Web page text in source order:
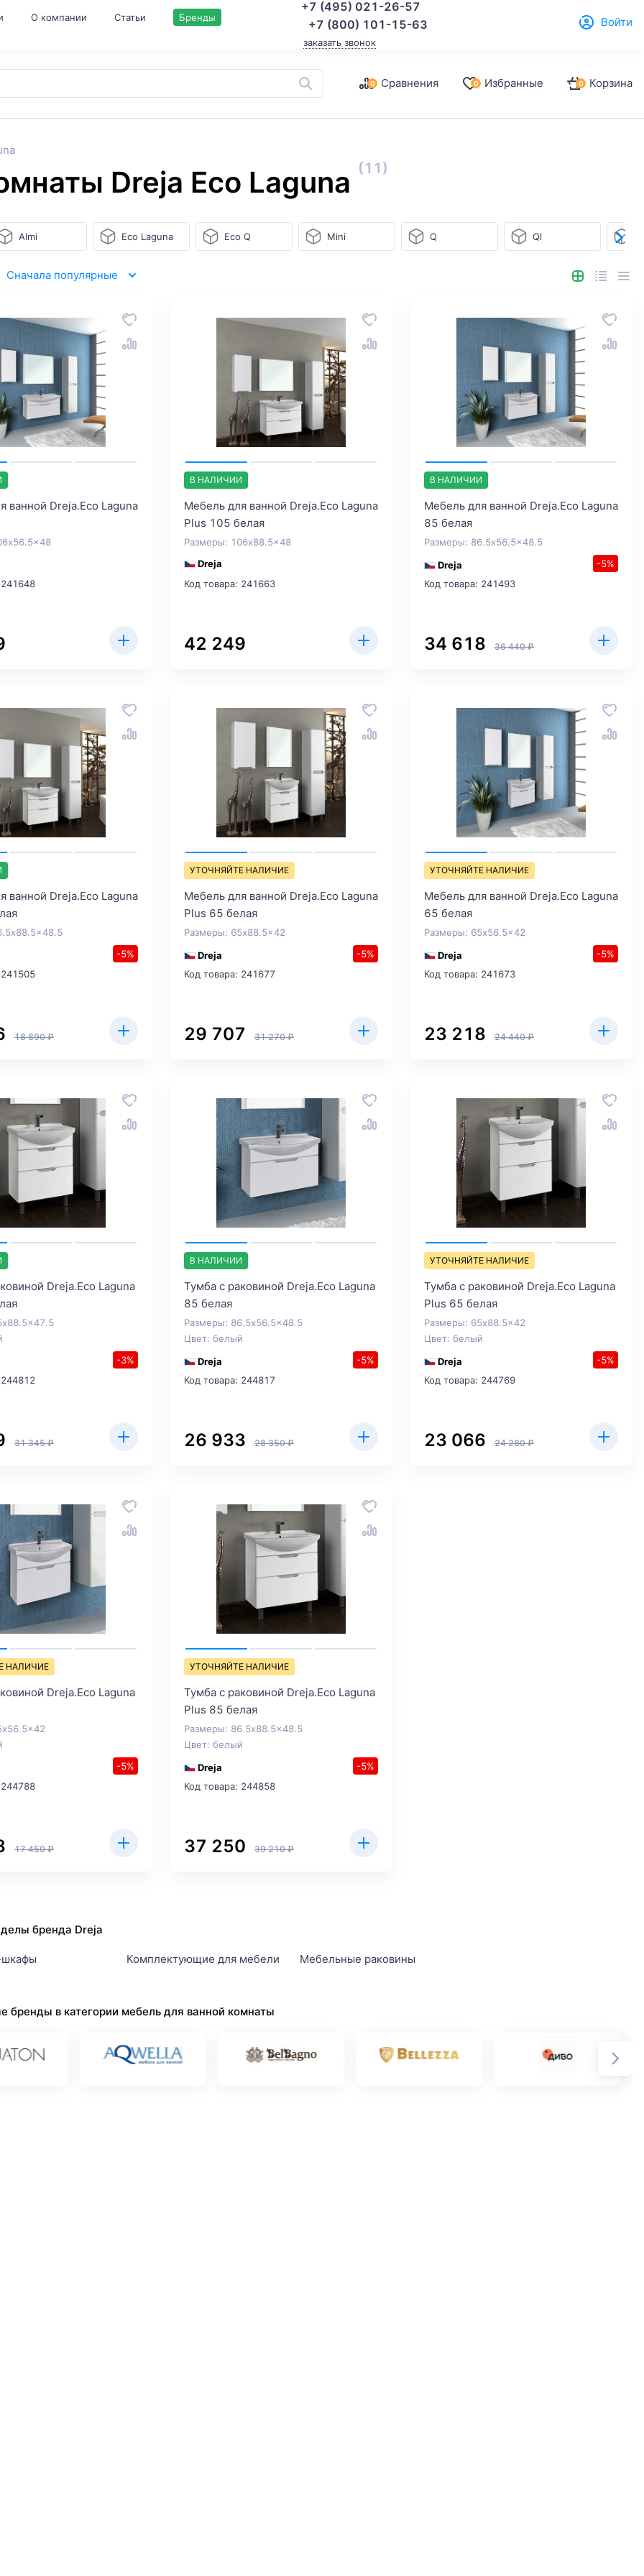
О компании Статьи
Бренды
+7 (495) 021-26-57
+7 (800) 101-15-63
заказать звонок
Войти
0 Сравнения 0 Избранные 0 Корзина
Dreja Eco Laguna (11)
Almi Eco Laguna Eco Q Mini Q Ql
Сначала популярные
ванной Dreja.Eco Laguna
В НАЛИЧИИ
Мебель для ванной Dreja.Eco Laguna
Plus 105 белая
Размеры: 106x88.5x48
Dreja
Код товара: 241663
42 249
В НАЛИЧИИ
Мебель для ванной Dreja.Eco Laguna
85 белая
Размеры: 86.5x56.5x48.5
Dreja
-5%
Код товара: 241493
34 618 36 440 ₽
ванной Dreja.Eco Laguna
-5%
18 890 ₽
УТОЧНЯЙТЕ НАЛИЧИЕ
Мебель для ванной Dreja.Eco Laguna
Plus 65 белая
Размеры: 65x88.5x42
Dreja
-5%
Код товара: 241677
29 707 31 270 ₽
УТОЧНЯЙТЕ НАЛИЧИЕ
Мебель для ванной Dreja.Eco Laguna
65 белая
Размеры: 65x56.5x42
Dreja
-5%
Код товара: 241673
23 218 24 440 ₽
Dreja.Eco Laguna
-3%
31 345 ₽
В НАЛИЧИИ
Тумба с раковиной Dreja.Eco Laguna
85 белая
Размеры: 86.5x56.5x48.5
Цвет: белый
Dreja
-5%
Код товара: 244817
26 933 28 350 ₽
УТОЧНЯЙТЕ НАЛИЧИЕ
Тумба с раковиной Dreja.Eco Laguna
Plus 65 белая
Размеры: 65x88.5x42
Цвет: белый
Dreja
-5%
Код товара: 244769
23 066 24 280 ₽
НАЛИЧИЕ
Dreja.Eco Laguna
-5%
17 450 ₽
УТОЧНЯЙТЕ НАЛИЧИЕ
Тумба с раковиной Dreja.Eco Laguna
Plus 85 белая
Размеры: 86.5x88.5x48.5
Цвет: белый
Dreja
-5%
Код товара: 244858
37 250 39 210 ₽
бренда Dreja
шкафы Комплектующие для мебели Мебельные раковины
бренды в категории мебель для ванной комнаты